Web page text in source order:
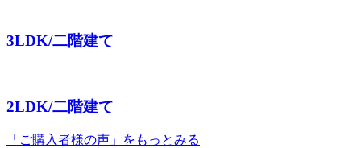
3LDK/二階建て
2LDK/二階建て
「ご購入者様の声」 をもっとみる